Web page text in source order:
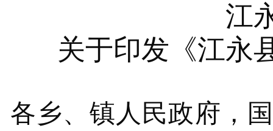
江
关于印发《江永
各乡、镇人民政府，